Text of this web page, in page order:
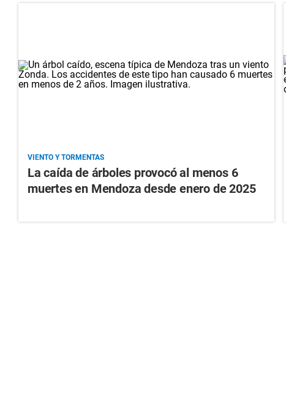
VIENTO Y TORMENTAS
La caída de árboles provocó al menos 6
muertes en Mendoza desde enero de 2025